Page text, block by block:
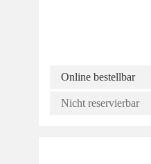
Online bestellbar
Nicht reservierbar